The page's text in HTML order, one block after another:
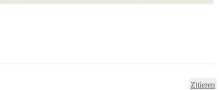
Zitieren